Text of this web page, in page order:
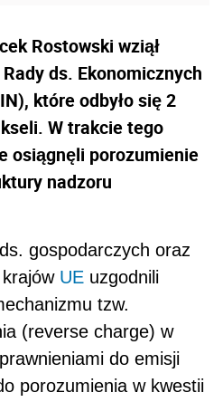
Rostowski wziął
ds. Ekonomicznych
które odbyło się 2
W trakcie tego
osiągnęli porozumienie
nadzoru
gospodarczych oraz
UE uzgodnili
tzw.
(reverse charge) w
do emisji
porozumienia w kwestii